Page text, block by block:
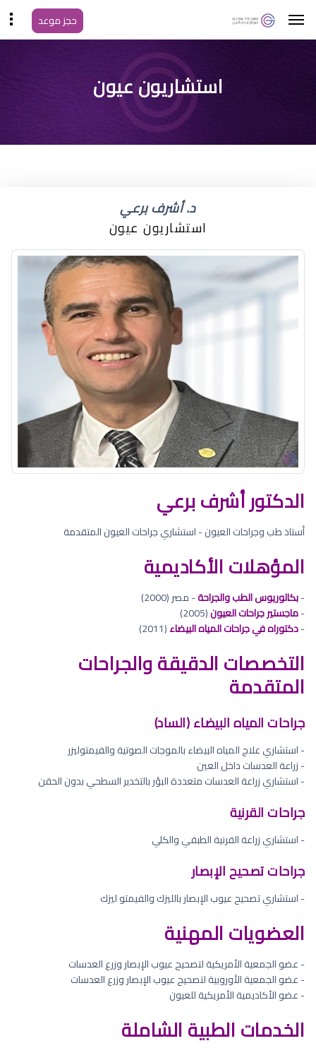
حجز موعد
استشاريون عيون
د. أشرف برعي
استشاريون عيون
الدكتور أشرف برعي
أستاذ طب وجراحات العيون - استشاري جراحات العيون المتقدمة
المؤهلات الأكاديمية
-بكالوريوس الطب والجراحة- مصر (2000)
-ماجستير جراحات العيون(2005)
-دكتوراه في جراحات المياه البيضاء(2011)
التخصصات الدقيقة والجراحات
المتقدمة
جراحات المياه البيضاء (الساد)
- استشاري علاج المياه البيضاء بالموجات الصوتية والفيمتوليزر
- زراعة العدسات داخل العين
- استشاري زراعة العدسات متعددة البؤر بالتخدير السطحي بدون الحقن
جراحات القرنية
- استشاري زراعة القرنية الطبقي والكلي
جراحات تصحيح الإبصار
- استشاري تصحيح عيوب الإبصار بالليزك والفيمتو ليزك
العضويات المهنية
- عضو الجمعية الأمريكية لتصحيح عيوب الإبصار وزرع العدسات
- عضو الجمعية الأوروبية لتصحيح عيوب الإبصار وزرع العدسات
- عضو الأكاديمية الأمريكية للعيون
الخدمات الطبية الشاملة